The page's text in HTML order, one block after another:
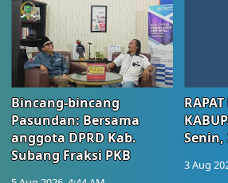
Bincang-bincang
Pasundan: Bersama
anggota DPRD Kab.
Subang Fraksi PKB
Senin,
3 Aug